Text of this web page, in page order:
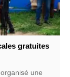
gratuites
une